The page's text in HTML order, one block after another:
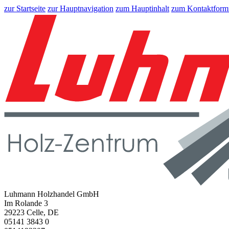
zur Startseite zur Hauptnavigation zum Hauptinhalt zum
Luhmann Holzhandel GmbH
Im Rolande 3
29223 Celle, DE
05141 3843 0